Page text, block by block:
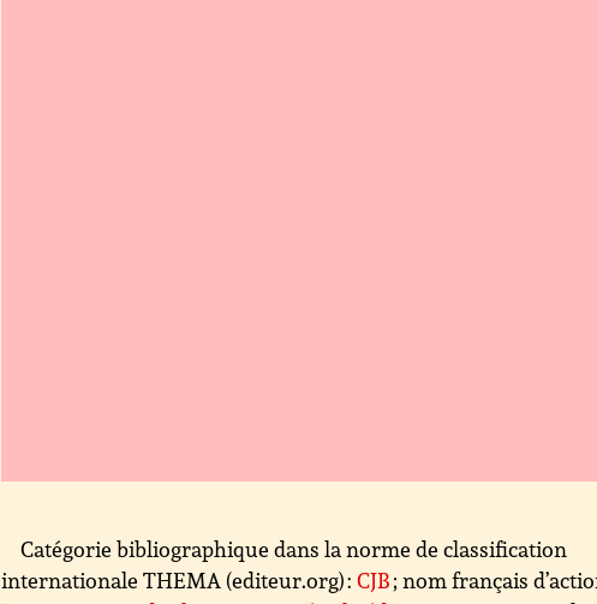
Catégorie bibliographique dans la norme de classification
internationale THEMA (editeur.org) :CJB; nom français